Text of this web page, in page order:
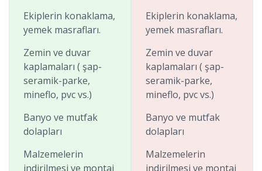
Ekiplerin konaklama,
yemek masrafları.
Zemin ve duvar
kaplamaları ( şap-
seramik-parke,
mineflo, pvc vs.)
Banyo ve mutfak
dolapları
Malzemelerin
indirilmesi ve montaj
Ekiplerin konaklama,
yemek masrafları.
Zemin ve duvar
kaplamaları ( şap-
seramik-parke,
mineflo, pvc vs.)
Banyo ve mutfak
dolapları
Malzemelerin
indirilmesi ve montaj